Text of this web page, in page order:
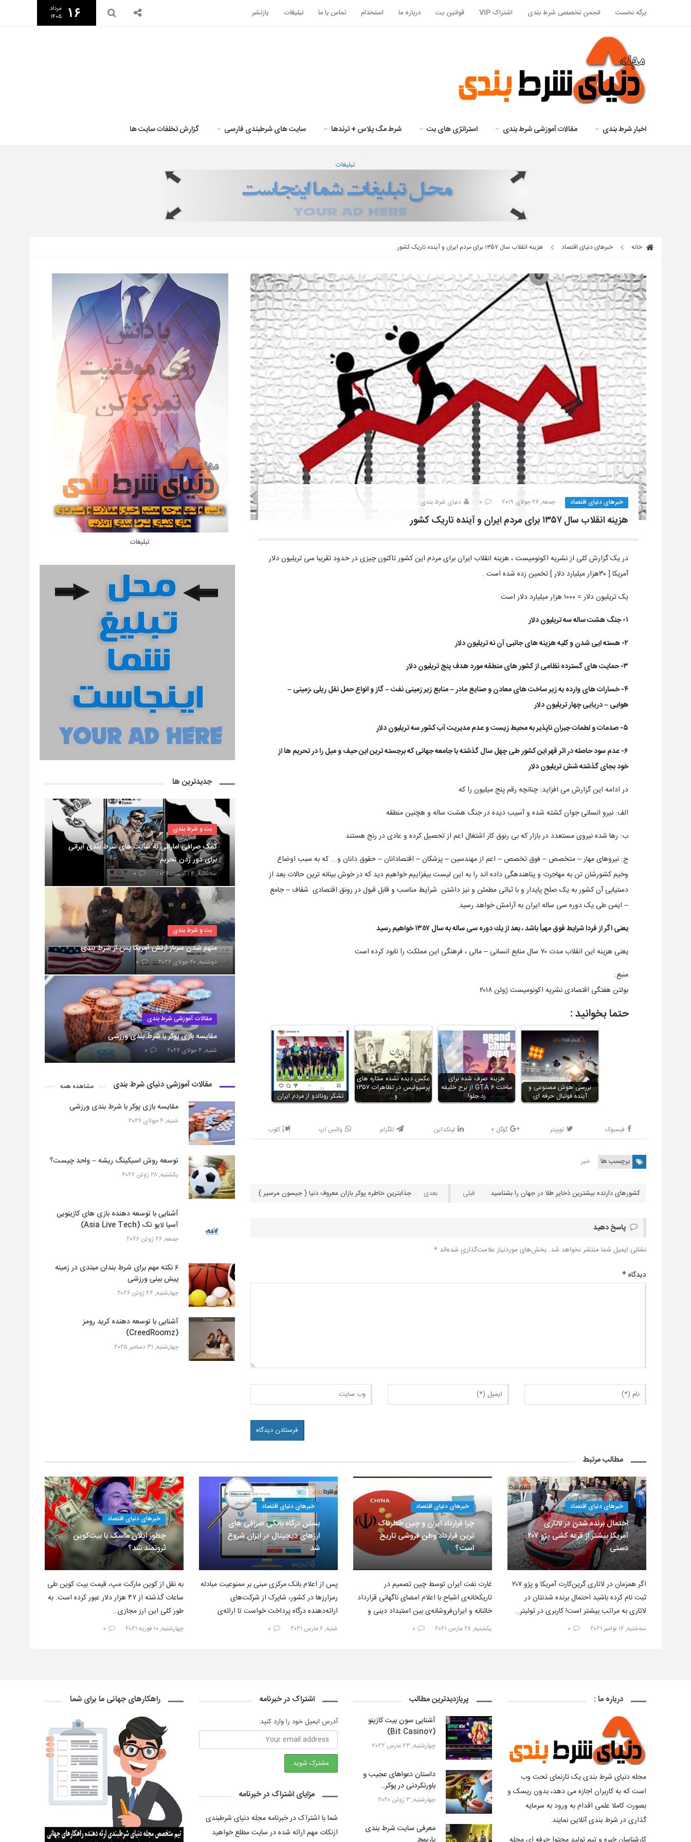
برگه نخست انجمن تخصصی شرط بندی اشتراک VIP قوانین بت درباره ما استخدام تماس با ما تبلیغات بازنشر ۱۶
مرداد
۱۴۰۵
اخبار شرط بندی مقالات آموزشی شرط بندی استراتژی های بت شرط مگ پلاس + ترندها سایت های شرطبندی فارسی گزارش تخلفات سایت ها
تبلیغات
خانه خبرهای دنیای اقتصاد هزینه انقلاب سال ۱۳۵۷ برای مردم ایران و آینده تاریک کشور
خبرهای دنیای اقتصاد جمعه, ۲۶ جولای ۲۰۱۹ ۰ دنیای شرط بندی
هزینه انقلاب سال ۱۳۵۷ برای مردم ایران و آینده تاریک کشور
در یک گزارش کلی از نشریه اکونومیست ، هزینه انقلاب ایران برای مردم این کشور تاکنون چیزی در حدود تقریبا سی تریلیون دلار
آمریکا [ ٣٠هزار ميليارد دلار ] تخمین زده شده است .
یک تريليون دلار = ۱۰۰۰ هزار ميليارد دلار است
۱- جنگ هشت ساله سه تریلیون دلار
۲- هسته ایی شدن و کلیه هزینه های جانبی آن نه تریلیون دلار
۳- حمایت های گسترده نظامی از کشور های منطقه مورد هدف پنج تریلیون دلار
۴- خسارات های وارده به زیر ساخت های معادن و صنایع مادر – منابع زیر زمینی نفت – گاز و انواع حمل نقل ریلی ،زمینی –
هوایی – دریایی چهار تریلیون دلار
۵- صدمات و لطمات جبران ناپذیر به محیط زیست و عدم مدیریت آب کشور سه تریلیون دلار
۶- عدم سود حاصله در اثر قهر این کشور طی چهل سال گذشته با جامعه جهانی که برجسته ترین این حیف و میل را در تحریم ها از
خود بجای گذشته شش تریلیون دلار
در ادامه این گزارش می افزاید: چنانچه رقم پنج میلیون را که
الف: نیرو انسانی جوان کشته شده و آسیب دیده در جنگ هشت ساله و هچنین منطقه
ب: رها شده نیروی مستعدد در بازار که بی رنوق کار اشتغال اعم از تحصیل کرده و عادی در رنج هستند
ج: نیروهای مهار – متخصص – فوق تخصص – اعم از مهندسین – پزشکان – اقتصادانان – حقوق دانان و…. که به سبب اوضاع
وخیم کشورشان تن به مهاجرت و پناهندهگی داده اند را به این لیست بیفزاییم خواهیم دید که در خوش بینانه ترین حالات بعد از
دستیابی آن کشور به یک صلح پایدار و با ثباتی مطمئن و نیز داشتن شرایط مناسب و قابل قبول در رونق اقتصادی شفاف – جامع
– ایمن طی یک دوره سی ساله ایران به آرامش خواهد رسید.
يعنی اگر از فردا شرايط فوق مهيأ باشد ، بعد از يك دوره سی ساله به سال ١٣٥٧ خواهيم رسيد
يعنی هزينه اين انقلاب مدت ٧٠ سال منابع انسانی – مالی ، فرهنگی اين مملكت را نابود كرده است
منبع:
بولتن هفتگی اقتصادی نشریه اکونومیست ژوئن ۲۰۱۸
حتما بخوانید :
تشکر رونالدو از مردم ایران
عکس دیده نشده ستاره های
پرسپولیس در تظاهرات ۱۳۵۷
و…
هزینه صرف شده برای
ساخت GTA ۶ از برج خلیفه
زد جلو!
بررسی هوش مصنوعی و
آینده فوتبال حرفه ای
فیسبوک توییتر گوگل + لینکداین تلگرام واتس اپ کلوب
برچسب ها خبر
کشورهای دارنده بیشترین ذخایر طلا در جهان را بشناسید جذابترین خاطره پوکر بازان معروف دنیا ( جیسون مرسیر )
پاسخ دهید
نشانی ایمیل شما منتشر نخواهد شد. بخش‌های موردنیاز علامت‌گذاری شده‌اند *
دیدگاه *
تبلیغات
جدیدترین ها
بت و شرط بندی
کمک صرافی اماراتی به سایت های شرط بندی ایرانی
برای دور زدن تحریم
سه‌شنبه, ۴ آگوست ۲۰۲۶ ۰
بت و شرط بندی
متهم شدن سرباز ارتش آمریکا پس از شرط بندی
دوشنبه, ۲۰ جولای ۲۰۲۶ ۰
مقالات آموزشی شرط بندی
مقایسه بازی پوکر با شرط بندی ورزشی
شنبه, ۴ جولای ۲۰۲۶ ۰
مقالات آموزشی دنیای شرط بندی مشاهده همه
مقایسه بازی پوکر با شرط بندی ورزشی
شنبه, ۴ جولای ۲۰۲۶
توسعه روش اسیکینگ ریشه – واحد چیست؟
یکشنبه, ۲۸ ژوئن ۲۰۲۶
آشنایی با توسعه دهنده بازی های کازینویی
آسیا لایو تک (Asia Live Tech)
جمعه, ۲۶ ژوئن ۲۰۲۶
۶ نکته مهم برای شرط بندان مبتدی در زمینه
پیش بینی ورزشی
چهارشنبه, ۲۴ ژوئن ۲۰۲۶
آشنایی با توسعه دهنده کرید رومز
(CreedRoomz)
چهارشنبه, ۳۱ دسامبر ۲۰۲۵
مطالب مرتبط
خبرهای دنیای اقتصاد
احتمال برنده شدن در لاتاری
آمریکا بیشتر از قرعه کشی پژو ۲۰۷
دستی
اگر همزمان در لاتاری گرین‌کارت آمریکا و پژو ۲۰۷
ثبت نام کرده باشید احتمال برنده شدنتان در
لاتاری به مراتب بیشتر است! کاربری در توئیتر…
سه‌شنبه, ۱۶ نوامبر ۲۰۲۱ ۰
خبرهای دنیای اقتصاد
چرا قرارداد ایران و چین خطرناک
ترین قرارداد وطن فروشی تاریخ
است؟
غارت نفت ایران توسط چین تصمیم در
تاریکخانه‌ی اشباح با اعلام امضای ناگهانی قرارداد
خائنانه و ایران‌فروشانه‌ی بین استبداد دینی و
چین، یک بار دیگر…
یکشنبه, ۲۸ مارس ۲۰۲۱ ۰
خبرهای دنیای اقتصاد
بستن درگاه بانکی صرافی های
ارزهای دیجیتال در ایران شروع
شد
پس از اعلام بانک مرکزی مبنی بر ممنوعیت مبادله
رمزارزها در کشور، شاپرک از شرکت‌های
ارائه‌دهنده درگاه پرداخت خواست تا ارائه‌ی
خدمت به پذیرندگان فروش رمزارز…
شنبه, ۶ مارس ۲۰۲۱ ۰
خبرهای دنیای اقتصاد
چطور ایلان ماسک با بیت‌کوین
ثروتمند شد؟
به نقل از کوین مارکت مپ، قیمت بیت کوین طی
ساعات گذشته از ۴۷ هزار دلار عبور کرده است. به
طور کلی این ارز مجازی…
چهارشنبه, ۱۰ فوریه ۲۰۲۱ ۰
درباره ما :
مجله دنیای شرط بندی یک تارنمای تحت وب
است که به کاربران اجازه می دهد، بدون ریسک و
بصورت کاملا علمی اقدام به ورود به سرمایه
گذاری در شرط بندی آنلاین نمایند.
پربازدیدترین مطالب
آشنایی سون بیت کازینو
(Bit Casino۷)
چهارشنبه, ۲۳ مارس ۲۰۲۲
داستان دعواهای عجیب و
باورنکردنی در پوکر..
چهارشنبه, ۳ ژوئن ۲۰۲۰
معرفی سایت شرط بندی
اشتراک در خبرنامه
آدرس ایمیل خود را وارد کنید:
مزایای اشتراک در خبرنامه
شما با اشتراک در خبرنامه مجله دنیای شرطبندی
ازنکات مهم ارائه شده در سایت مطلع خواهید
راهکارهای جهانی ما برای شما